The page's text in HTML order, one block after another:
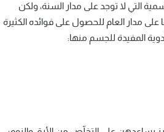
التي لا توجد على مدار السنة، ولكن
مدار العام للحصول على فوائده الكثيرة
المفيدة للجسم منها: